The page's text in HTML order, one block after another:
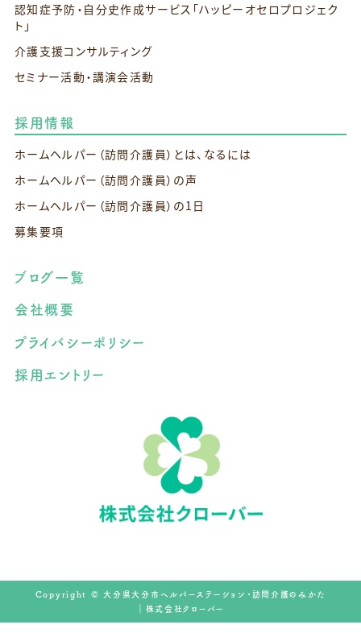
認知症予防・自分史作成サービス 「ハッピーオセロプロジェク
ト」
介護支援コンサルティング
セミナー活動・講演会活動
採用情報
ホームヘルパー（訪問介護員）とは、なるには
ホームヘルパー（訪問介護員）の声
ホームヘルパー（訪問介護員）の1日
募集要項
ブログ一覧
会社概要
プライバシーポリシー
採用エントリー
Copyright © 大分県大分市ヘルパーステーション・訪問介護のみかた
｜株式会社クローバー